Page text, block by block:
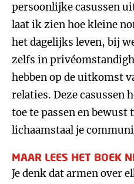
persoonlijke casussen
laat ik zien hoe kleine
het dagelijks leven, bij
zelfs in
hebben op de uitkomst
relaties. Deze casussen
toe te passen en bewust
lichaamstaal je
MAAR LEES HET BOEK
Je denk dat armen over